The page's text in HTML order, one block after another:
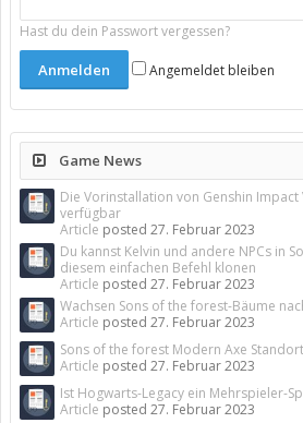
Hast du dein Passwort vergessen?
Angemeldet bleiben
Game News
Die Vorinstallation von Genshin
verfügbar
Article posted 27. Februar 2023
Du kannst Kelvin und andere NPCs in
diesem einfachen Befehl klonen
Article posted 27. Februar 2023
Wachsen Sons of the forest-Bäume
Article posted 27. Februar 2023
Sons of the forest Modern Axe Standort
Article posted 27. Februar 2023
Ist Hogwarts-Legacy ein Mehrspieler-
Article posted 27. Februar 2023